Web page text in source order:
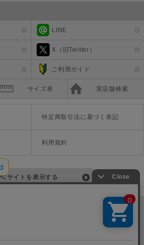
LINE
X（旧Twitter）
ご利用ガイド
サイズ表 実店舗検索
特定商取引法に基づく表記
利用規約
サイトを表示する
on the "Winnie the Pooh" works by A.A. Milne and E.H. Shepard.